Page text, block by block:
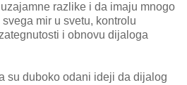
razlike i da imaju mnogo
mir u svetu, kontrolu
i obnovu dijaloga
su duboko odani ideji da dijalog